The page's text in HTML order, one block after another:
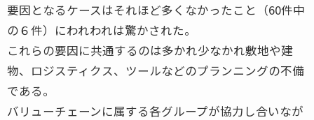
要因となるケースはそれほど多くなかったこと（60件中
の６件）にわれわれは驚かされた。
これらの要因に共通するのは多かれ少なかれ敷地や建
物、ロジスティクス、ツールなどのプランニングの不備
である。
バリューチェーンに属する各グループが協力し合いなが